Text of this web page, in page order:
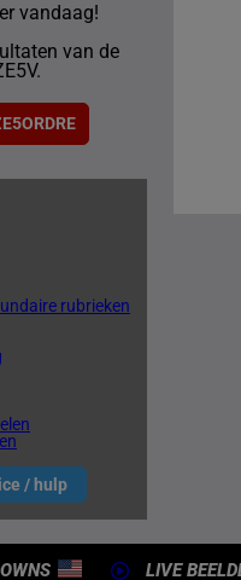
vandaag!
van de
rubrieken
/ hulp
LIVE